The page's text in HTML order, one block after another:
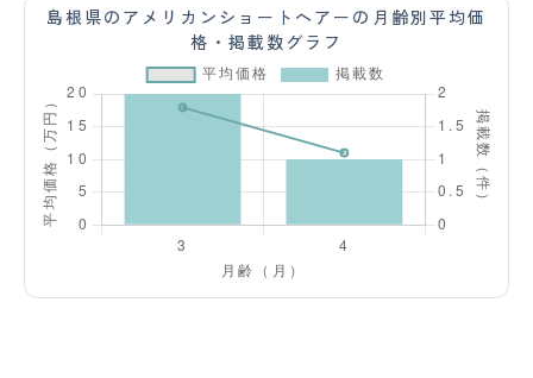
島根県のアメリカンショートヘアーの月齢別平均価
格・掲載数グラフ